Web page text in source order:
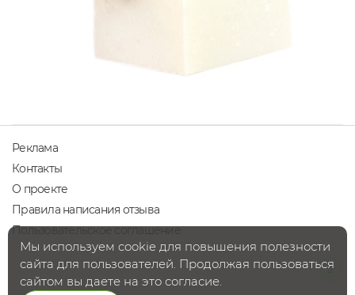
Реклама
Контакты
О проекте
Правила написания отзыва
Пользовательское соглашение
Мы используем cookie для повышения полезности
сайта для пользователей. Продолжая пользоваться
сайтом вы даете на это согласие.